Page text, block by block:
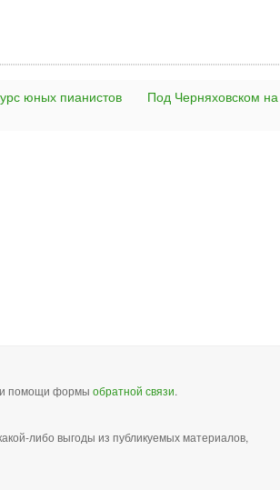
юных пианистов
Под Черняховском
помощи формы обратной связи.
либо выгоды из публикуемых материалов,